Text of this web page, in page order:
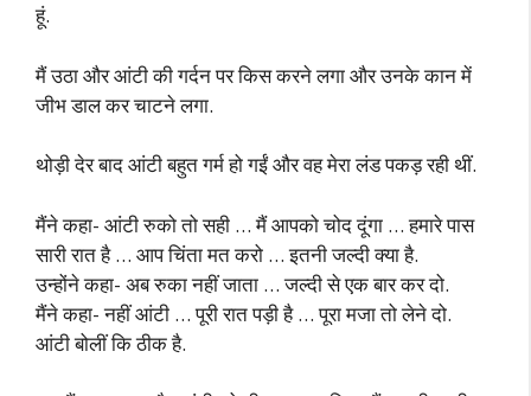
हूं.
मैं उठा और आंटी की गर्दन पर किस करने लगा और उनके कान में
जीभ डाल कर चाटने लगा.
थोड़ी देर बाद आंटी बहुत गर्म हो गईं और वह मेरा लंड पकड़ रही थीं.
मैंने कहा- आंटी रुको तो सही … मैं आपको चोद दूंगा … हमारे पास
सारी रात है … आप चिंता मत करो … इतनी जल्दी क्या है.
उन्होंने कहा- अब रुका नहीं जाता … जल्दी से एक बार कर दो.
मैंने कहा- नहीं आंटी … पूरी रात पड़ी है … पूरा मजा तो लेने दो.
आंटी बोलीं कि ठीक है.